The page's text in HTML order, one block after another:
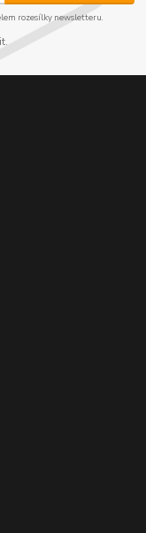
rozesílky newsletteru.